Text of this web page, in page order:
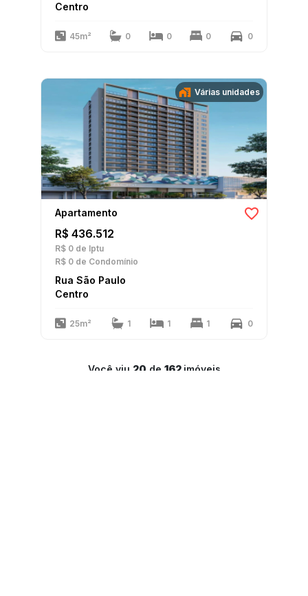
Centro
45m² 0 0 0 0
Várias unidades
Apartamento
R$ 436.512
R$ 0 de Iptu
R$ 0 de Condomínio
Rua São Paulo
Centro
25m² 1 1 1 0
Você viu 20 de 162 imóveis